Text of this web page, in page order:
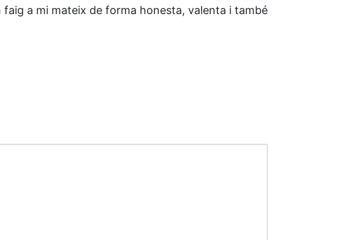
a mi mateix de forma honesta, valenta i també